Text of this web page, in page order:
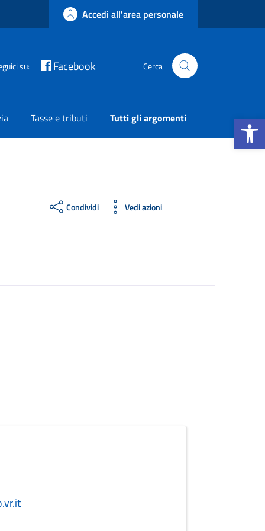
Apri la
Accedi all'area personale
su: Facebook Cerca
Tasse e tributi Tutti gli argomenti
Condividi Vedi azioni